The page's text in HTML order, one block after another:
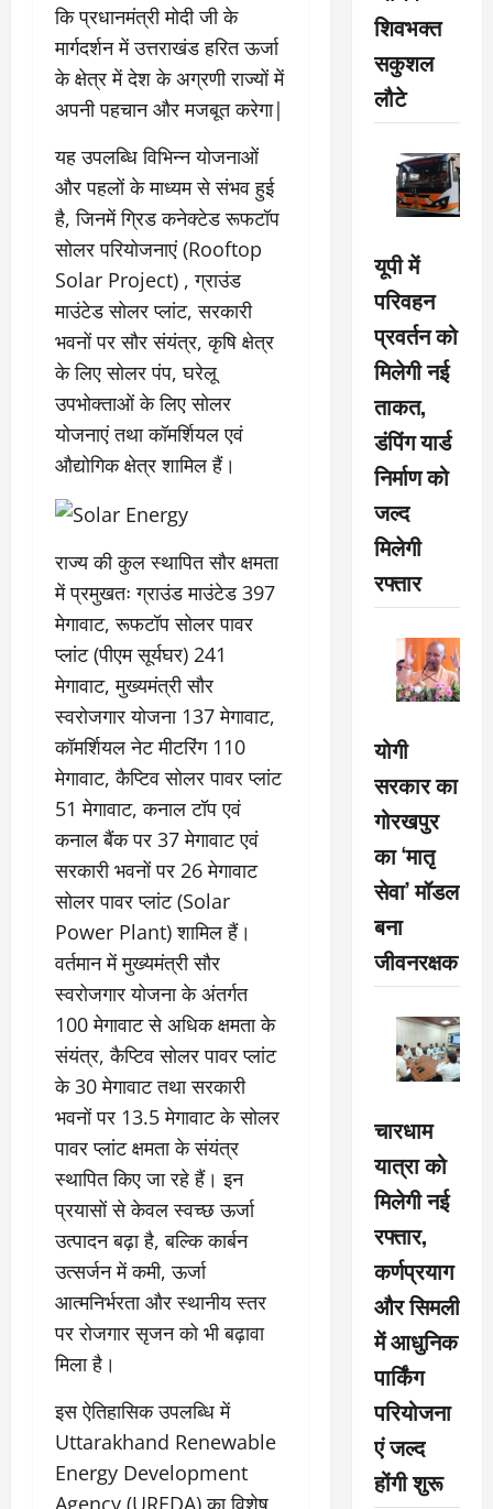
कि प्रधानमंत्री मोदी जी के
मार्गदर्शन में उत्तराखंड हरित ऊर्जा
के क्षेत्र में देश के अग्रणी राज्यों में
अपनी पहचान और मजबूत करेगा|
यह उपलब्धि विभिन्न योजनाओं
और पहलों के माध्यम से संभव हुई
है, जिनमें ग्रिड कनेक्टेड रूफटॉप
सोलर परियोजनाएं (Rooftop
Solar Project) , ग्राउंड
माउंटेड सोलर प्लांट, सरकारी
भवनों पर सौर संयंत्र, कृषि क्षेत्र
के लिए सोलर पंप, घरेलू
उपभोक्ताओं के लिए सोलर
योजनाएं तथा कॉमर्शियल एवं
औद्योगिक क्षेत्र शामिल हैं।
राज्य की कुल स्थापित सौर क्षमता
में प्रमुखतः ग्राउंड माउंटेड 397
मेगावाट, रूफटॉप सोलर पावर
प्लांट (पीएम सूर्यघर) 241
मेगावाट, मुख्यमंत्री सौर
स्वरोजगार योजना 137 मेगावाट,
कॉमर्शियल नेट मीटरिंग 110
मेगावाट, कैप्टिव सोलर पावर प्लांट
51 मेगावाट, कनाल टॉप एवं
कनाल बैंक पर 37 मेगावाट एवं
सरकारी भवनों पर 26 मेगावाट
सोलर पावर प्लांट (Solar
Power Plant) शामिल हैं।
वर्तमान में मुख्यमंत्री सौर
स्वरोजगार योजना के अंतर्गत
100 मेगावाट से अधिक क्षमता के
संयंत्र, कैप्टिव सोलर पावर प्लांट
के 30 मेगावाट तथा सरकारी
भवनों पर 13.5 मेगावाट के सोलर
पावर प्लांट क्षमता के संयंत्र
स्थापित किए जा रहे हैं। इन
प्रयासों से केवल स्वच्छ ऊर्जा
उत्पादन बढ़ा है, बल्कि कार्बन
उत्सर्जन में कमी, ऊर्जा
आत्मनिर्भरता और स्थानीय स्तर
पर रोजगार सृजन को भी बढ़ावा
मिला है।
इस ऐतिहासिक उपलब्धि में
Uttarakhand Renewable
Energy Development
Agency (UREDA) का विशेष
शिवभक्त
सकुशल
लौटे
यूपी में
परिवहन
प्रवर्तन को
मिलेगी नई
ताकत,
डंपिंग यार्ड
निर्माण को
जल्द
मिलेगी
रफ्तार
योगी
सरकार का
गोरखपुर
का ‘मातृ
सेवा’ मॉडल
बना
जीवनरक्षक
चारधाम
यात्रा को
मिलेगी नई
रफ्तार,
कर्णप्रयाग
और सिमली
में आधुनिक
पार्किंग
परियोजना
एं जल्द
होंगी शुरू